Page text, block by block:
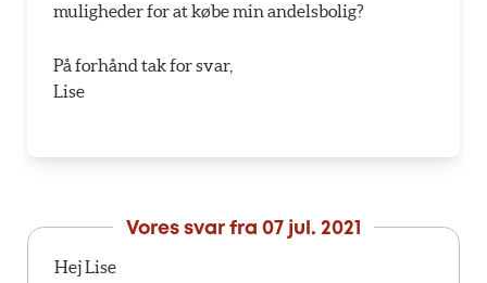
muligheder for at købe min andelsbolig?
På forhånd tak for svar,
Lise
Vores svar fra 07 jul. 2021
Hej Lise